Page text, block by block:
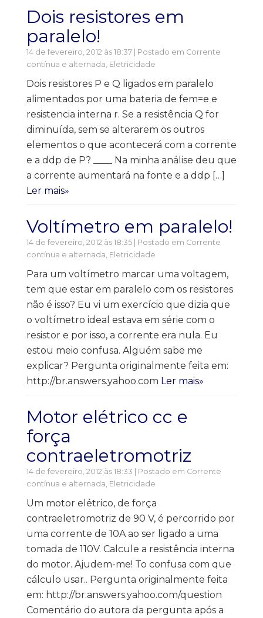
Dois resistores em
paralelo!
14 de fevereiro, 2012 às 18:37 | Postado em Corrente
contínua e alternada Eletricidade
Dois resistores P e Q ligados em paralelo
alimentados por uma bateria de fem=e e
resistencia interna r. Se a resistência Q for
diminuída, sem se alterarem os outros
elementos o que acontecerá com a corrente
e a ddp de P? ____ Na minha análise deu que
a corrente aumentará na fonte e a ddp […]
Ler mais»
Voltímetro em paralelo!
14 de fevereiro, 2012 às 18:35 | Postado em Corrente
contínua e alternada Eletricidade
Para um voltímetro marcar uma voltagem,
tem que estar em paralelo com os resistores
não é isso? Eu vi um exercício que dizia que
o voltímetro ideal estava em série com o
resistor e por isso, a corrente era nula. Eu
estou meio confusa. Alguém sabe me
explicar? Pergunta originalmente feita em:
http://br.answers.yahoo.com Ler mais»
Motor elétrico cc e
força
contraeletromotriz
14 de fevereiro, 2012 às 18:33 | Postado em Corrente
contínua e alternada Eletricidade
Um motor elétrico, de força
contraeletromotriz de 90 V, é percorrido por
uma corrente de 10A ao ser ligado a uma
tomada de 110V. Calcule a resistência interna
do motor. Ajudem-me! To confusa com que
cálculo usar.. Pergunta originalmente feita
em: http://br.answers.yahoo.com/question
Comentário do autora da pergunta após a